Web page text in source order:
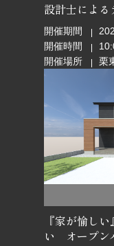
設計士によ
開催期間
開催時間
開催場所
栗
『家が愉し
い オープン